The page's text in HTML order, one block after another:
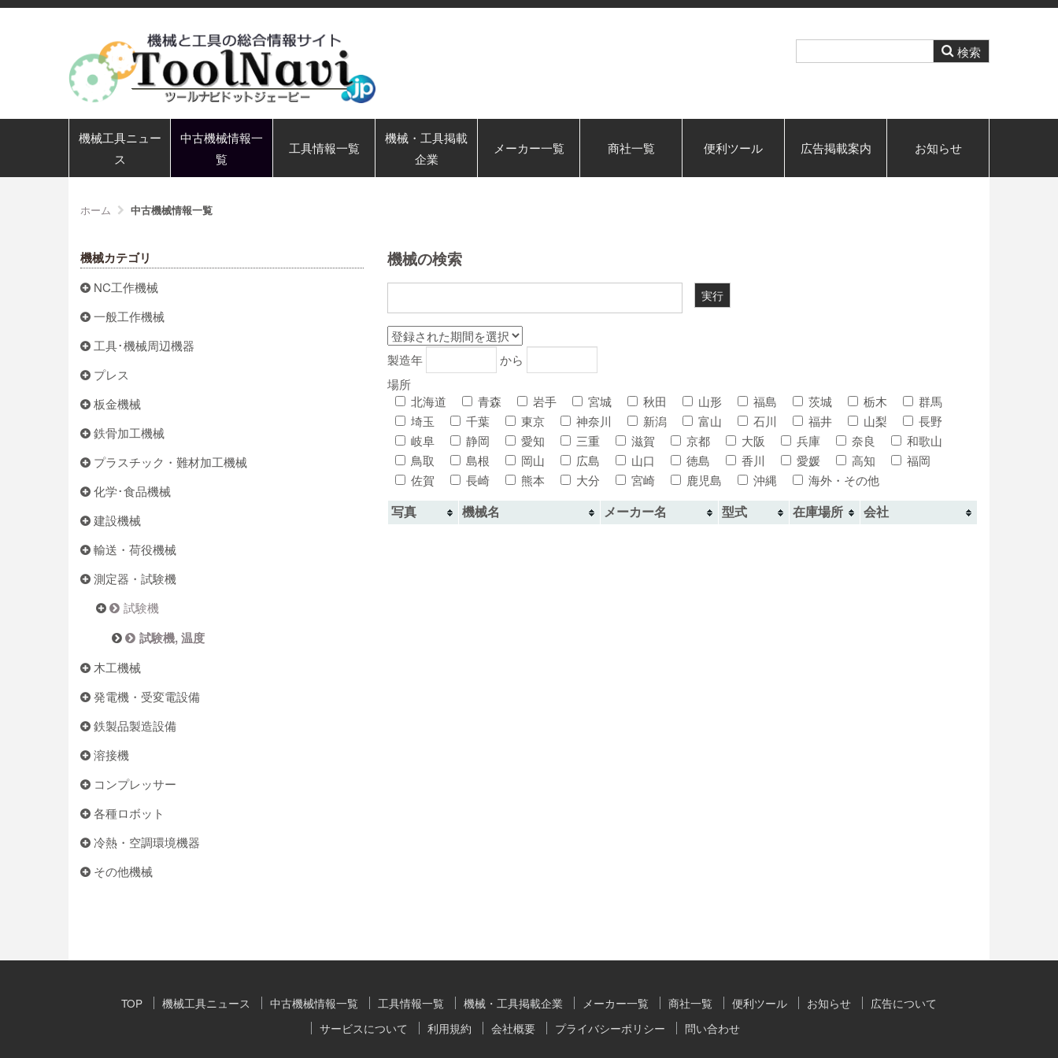
機械工具ニュー
ス
中古機械情報一
覧
工具情報一覧
機械・工具掲載
企業
メーカー一覧 商社一覧 便利ツール 広告掲載案内 お知らせ
ホーム 中古機械情報一覧
機械の検索
製造年
から
場所
北海道
青森 岩手 宮城 秋田 山形 福島 茨城 栃木
群馬
埼玉
千葉 東京 神奈川 新潟 富山 石川 福井 山梨
長野
岐阜
静岡 愛知 三重 滋賀 京都 大阪 兵庫 奈良
和歌山
鳥取
島根 岡山 広島 山口 徳島 香川 愛媛 高知
福岡
佐賀
長崎 熊本 大分 宮崎 鹿児島 沖縄 海外・その他
写真 機械名 メーカー名 型式 在庫場所 会社
機械カテゴリ
NC工作機械
一般工作機械
工具･機械周辺機器
プレス
板金機械
鉄骨加工機械
プラスチック・難材加工機械
化学･食品機械
建設機械
輸送・荷役機械
測定器・試験機
試験機
試験機, 温度
木工機械
発電機・受変電設備
鉄製品製造設備
溶接機
コンプレッサー
各種ロボット
冷熱・空調環境機器
その他機械
TOP 機械工具ニュース 中古機械情報一覧 工具情報一覧 機械・工具掲載企業 メーカー一覧 商社一覧 便利ツール お知らせ
広告について
サービスについて
利用規約 会社概要 プライバシーポリシー 問い合わせ